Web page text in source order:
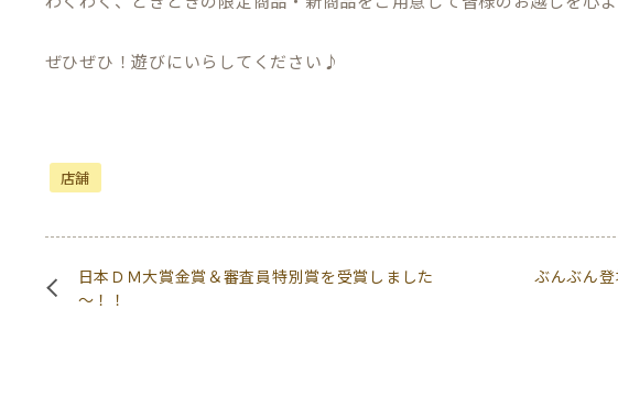
ぜひぜひ！遊びにいらしてください♪
店舗
日本ＤＭ大賞金賞＆審査員特別賞を受賞しました
～！！
ぶんぶん